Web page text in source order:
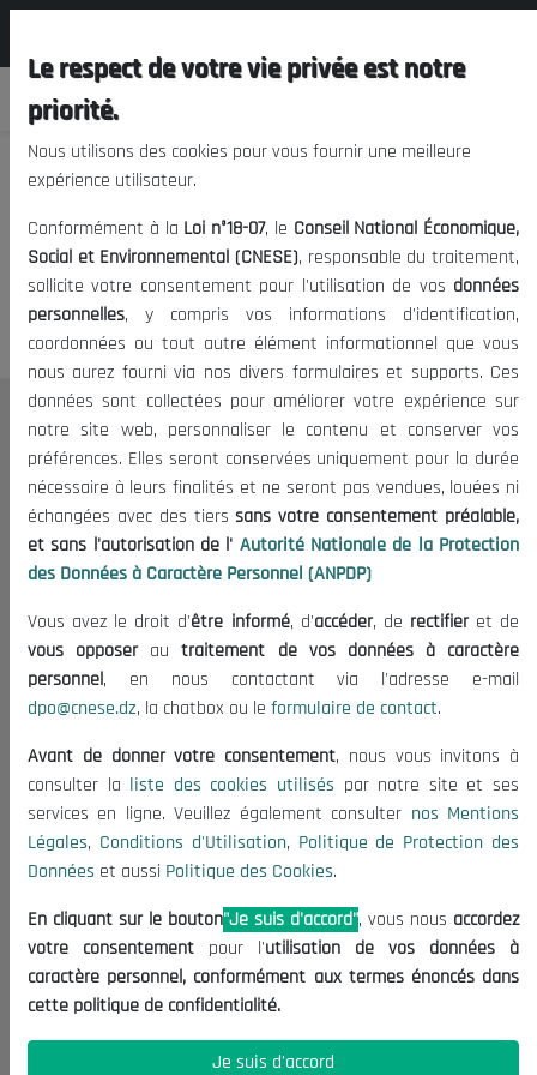
Nous vous prions de nous
excuser, mais l'accès à ce
contenu est restreint.
Le CNESE
A Propos
Le président
Organisation
Publications
Informations utiles
Appels d'offres et Consultations
Mentions Légales
Conditions d'Utilisation
Politique de Protection des Données
Politique des Cookies
Nous Contacter
(+213) 021 98 01 00|01|02
contact@cnese.dz
Suggestions ou Initiatives ?
Newsletter
dernières nouvelles.
Le respect de votre vie privée est notre
priorité.
Nous utilisons des cookies pour vous fournir une meilleure
expérience utilisateur.
Conformément à la Loi n°18-07, le Conseil National Économique,
Social et Environnemental (CNESE), responsable du traitement,
sollicite votre consentement pour l'utilisation de vos données
personnelles, y compris vos informations d'identification,
coordonnées ou tout autre élément informationnel que vous
nous aurez fourni via nos divers formulaires et supports. Ces
données sont collectées pour améliorer votre expérience sur
notre site web, personnaliser le contenu et conserver vos
préférences. Elles seront conservées uniquement pour la durée
nécessaire à leurs finalités et ne seront pas vendues, louées ni
échangées avec des tierssans votre consentement préalable,
et sans l'autorisation de l' Autorité Nationale de la Protection
des Données à Caractère Personnel (ANPDP)
Vous avez le droit d'être informé, d'accéder, de rectifieret de
vous opposerautraitement de vos données à caractère
personnel, en nous contactant via l'adresse e-mail
dpo@cnese.dz, la chatbox ou le formulaire de contact.
Avant de donner votre consentement, nous vous invitons à
consulter la liste des cookies utilisés par notre site et ses
services en ligne. Veuillez également consulter nos Mentions
Légales, Conditions d'Utilisation, Politique de Protection des
Données et aussi Politique des Cookies.
En cliquant sur le bouton"Je suis d'accord", vous nous accordez
votre consentement pour l'utilisation de vos données à
caractère personnel, conformément aux termes énoncés dans
cette politique de confidentialité.
Je suis d'accord